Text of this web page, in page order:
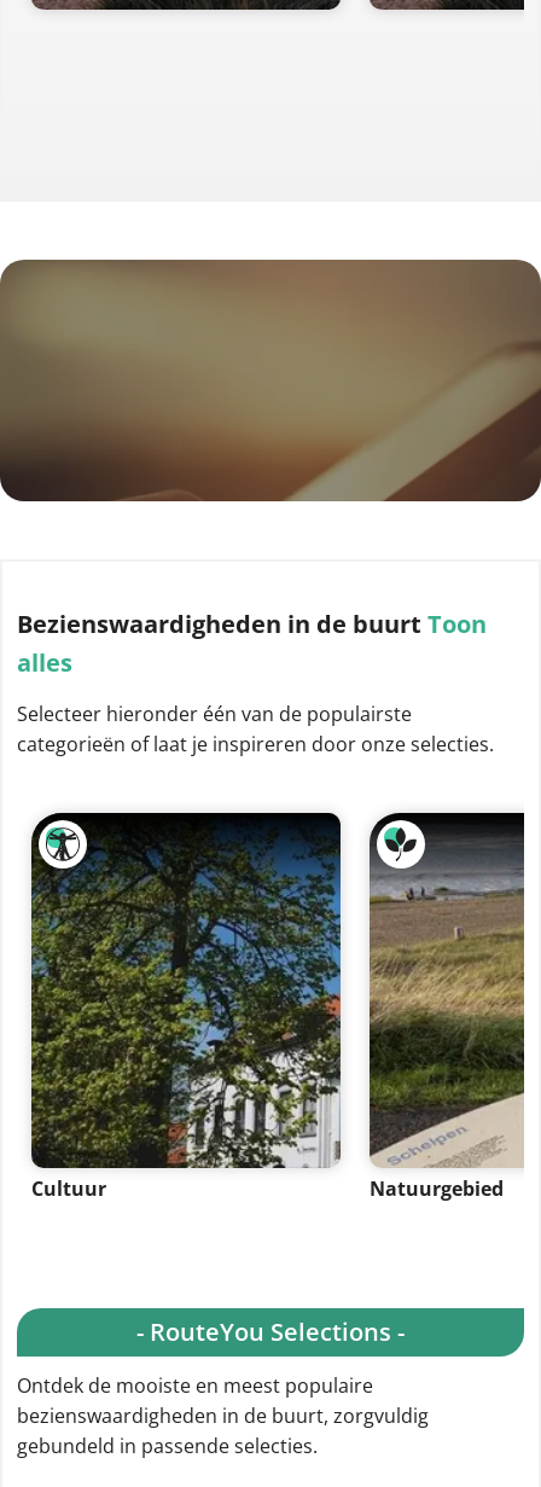
Bezienswaardigheden in de buurt Toon
alles
Selecteer hieronder één van de populairste
categorieën of laat je inspireren door onze selecties.
Cultuur Natuurgebied
- RouteYou Selections -
Ontdek de mooiste en meest populaire
bezienswaardigheden in de buurt, zorgvuldig
gebundeld in passende selecties.